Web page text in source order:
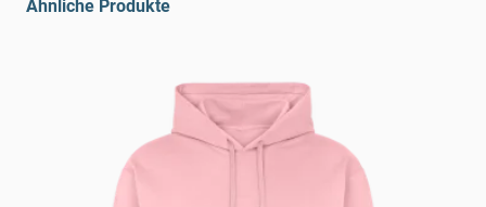
Ähnliche Produkte